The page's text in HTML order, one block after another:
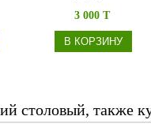
3 000 T
В КОРЗИНУ
столовый, также